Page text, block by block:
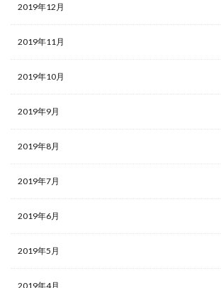
2019年12月
2019年11月
2019年10月
2019年9月
2019年8月
2019年7月
2019年6月
2019年5月
2019年4月